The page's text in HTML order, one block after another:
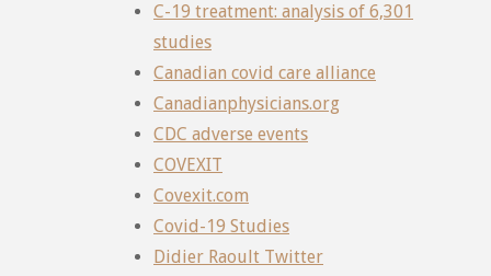
C-19 treatment: analysis of 6,301
studies
Canadian covid care alliance
Canadianphysicians.org
CDC adverse events
COVEXIT
Covexit.com
Covid-19 Studies
Didier Raoult Twitter